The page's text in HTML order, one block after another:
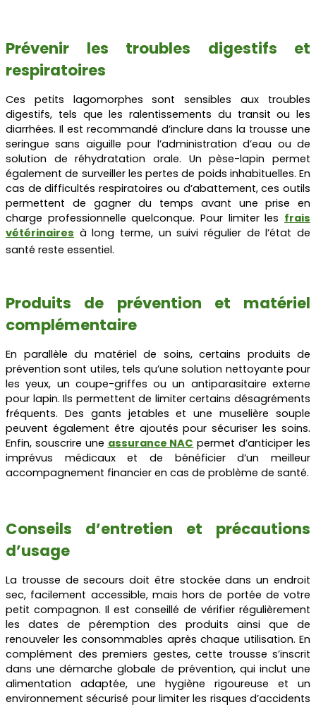
Prévenir les troubles digestifs et
respiratoires
Ces petits lagomorphes sont sensibles aux troubles
digestifs, tels que les ralentissements du transit ou les
diarrhées. Il est recommandé d’inclure dans la trousse une
seringue sans aiguille pour l’administration d’eau ou de
solution de réhydratation orale. Un pèse-lapin permet
également de surveiller les pertes de poids inhabituelles. En
cas de difficultés respiratoires ou d’abattement, ces outils
permettent de gagner du temps avant une prise en
charge professionnelle quelconque. Pour limiter les frais
vétérinaires à long terme, un suivi régulier de l’état de
santé reste essentiel.
Produits de prévention et matériel
complémentaire
En parallèle du matériel de soins, certains produits de
prévention sont utiles, tels qu’une solution nettoyante pour
les yeux, un coupe-griffes ou un antiparasitaire externe
pour lapin. Ils permettent de limiter certains désagréments
fréquents. Des gants jetables et une muselière souple
peuvent également être ajoutés pour sécuriser les soins.
Enfin, souscrire une assurance NAC permet d’anticiper les
imprévus médicaux et de bénéficier d’un meilleur
accompagnement financier en cas de problème de santé.
Conseils d’entretien et précautions
d’usage
La trousse de secours doit être stockée dans un endroit
sec, facilement accessible, mais hors de portée de votre
petit compagnon. Il est conseillé de vérifier régulièrement
les dates de péremption des produits ainsi que de
renouveler les consommables après chaque utilisation. En
complément des premiers gestes, cette trousse s’inscrit
dans une démarche globale de prévention, qui inclut une
alimentation adaptée, une hygiène rigoureuse et un
environnement sécurisé pour limiter les risques d’accidents